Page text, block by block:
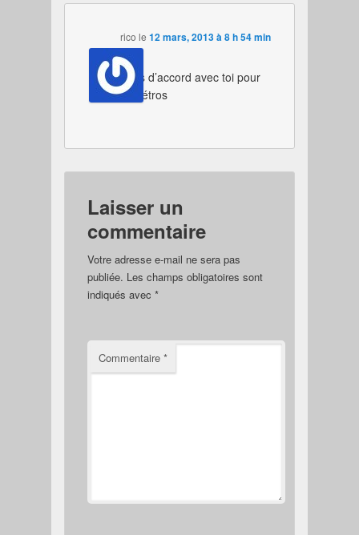
rico le12 mars, 2013 à 8 h 54 min
a dit:
j’suis d’accord avec toi pour
les rétros
Laisser un
commentaire
Votre adresse e-mail ne sera pas
publiée. Les champs obligatoires sont
indiqués avec *
Commentaire *